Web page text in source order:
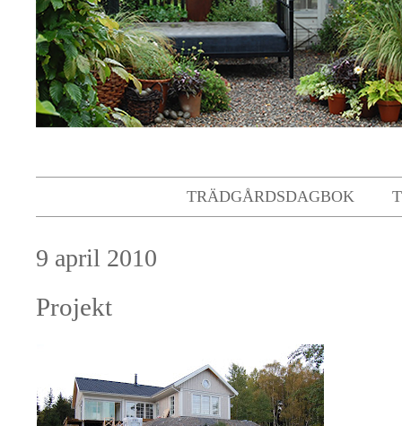
TRÄDGÅRDSDAGBOK
9 april 2010
Projekt